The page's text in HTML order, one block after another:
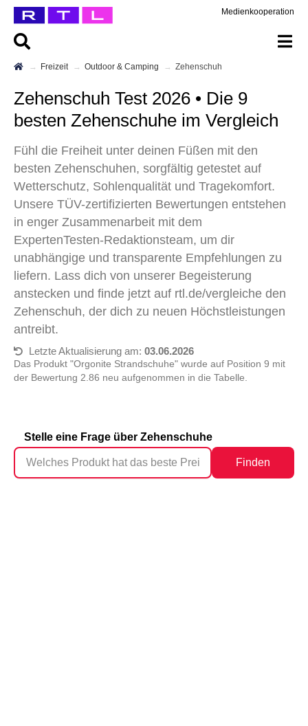
Medienkooperation
Freizeit Outdoor & Camping Zehenschuh
Zehenschuh Test 2026 • Die 9
besten Zehenschuhe im Vergleich
Fühl die Freiheit unter deinen Füßen mit den
besten Zehenschuhen, sorgfältig getestet auf
Wetterschutz, Sohlenqualität und Tragekomfort.
Unsere TÜV-zertifizierten Bewertungen entstehen
in enger Zusammenarbeit mit dem
ExpertenTesten-Redaktionsteam, um dir
unabhängige und transparente Empfehlungen zu
liefern. Lass dich von unserer Begeisterung
anstecken und finde jetzt auf rtl.de/vergleiche den
Zehenschuh, der dich zu neuen Höchstleistungen
antreibt.
Letzte Aktualisierung am: 03.06.2026
Das Produkt "Orgonite Strandschuhe" wurde auf Position 9 mit
der Bewertung 2.86 neu aufgenommen in die Tabelle.
Stelle eine Frage über Zehenschuhe
Finden